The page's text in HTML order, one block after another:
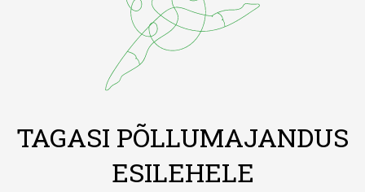
TAGASI PÕLLUMAJANDUS
ESILEHELE